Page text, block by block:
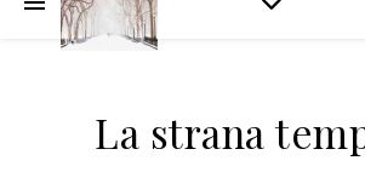
La strana